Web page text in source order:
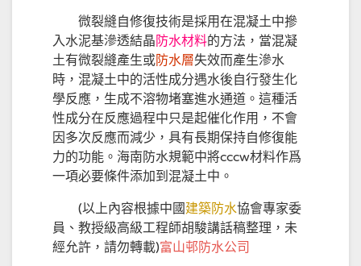
微裂縫自修復技術是採用在混凝土中摻
入水泥基滲透結晶 防水材料的方法，當混凝
土有微裂縫產生或防水層失效而產生滲水
時，混凝土中的活性成分遇水後自行發生化
學反應，生成不溶物堵塞進水通道。這種活
性成分在反應過程中只是起催化作用，不會
因多次反應而減少，具有長期保持自修復能
力的功能。海南防水規範中將cccw材料作爲
一項必要條件添加到混凝土中。
(以上內容根據中國建築防水協會專家委
員、教授級高級工程師胡駿講話稿整理，未
經允許，請勿轉載)富山邨防水公司